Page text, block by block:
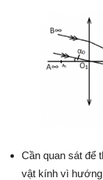
Cần quan sát để
vật kính vì